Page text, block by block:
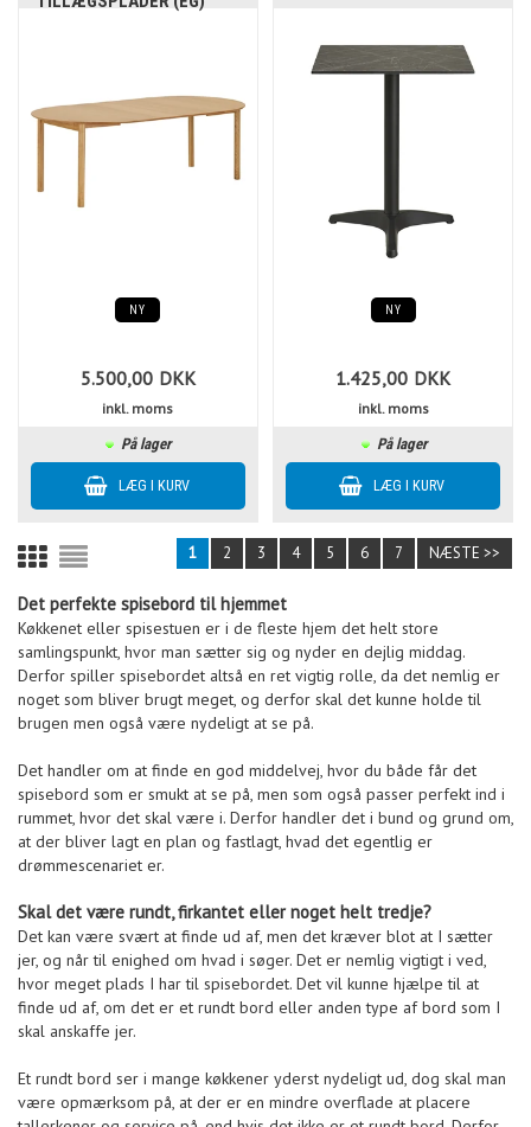
NY
5.500,00 DKK
inkl. moms
På lager
NY
1.425,00 DKK
inkl. moms
På lager
1 2 3 4 5 6 7 NÆSTE >>
Det perfekte spisebord til hjemmet
Køkkenet eller spisestuen er i de fleste hjem det helt store
samlingspunkt, hvor man sætter sig og nyder en dejlig middag.
Derfor spiller spisebordet altså en ret vigtig rolle, da det nemlig er
noget som bliver brugt meget, og derfor skal det kunne holde til
brugen men også være nydeligt at se på.
Det handler om at finde en god middelvej, hvor du både får det
spisebord som er smukt at se på, men som også passer perfekt ind i
rummet, hvor det skal være i. Derfor handler det i bund og grund om,
at der bliver lagt en plan og fastlagt, hvad det egentlig er
drømmescenariet er.
Skal det være rundt, firkantet eller noget helt tredje?
Det kan være svært at finde ud af, men det kræver blot at I sætter
jer, og når til enighed om hvad i søger. Det er nemlig vigtigt i ved,
hvor meget plads I har til spisebordet. Det vil kunne hjælpe til at
finde ud af, om det er et rundt bord eller anden type af bord som I
skal anskaffe jer.
Et rundt bord ser i mange køkkener yderst nydeligt ud, dog skal man
være opmærksom på, at der er en mindre overflade at placere